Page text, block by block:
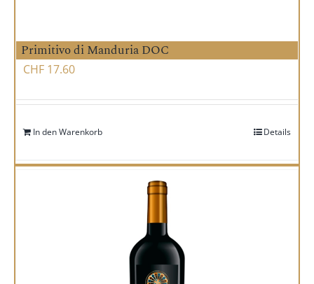
Primitivo di Manduria DOC
CHF 17.60
In den Warenkorb Details